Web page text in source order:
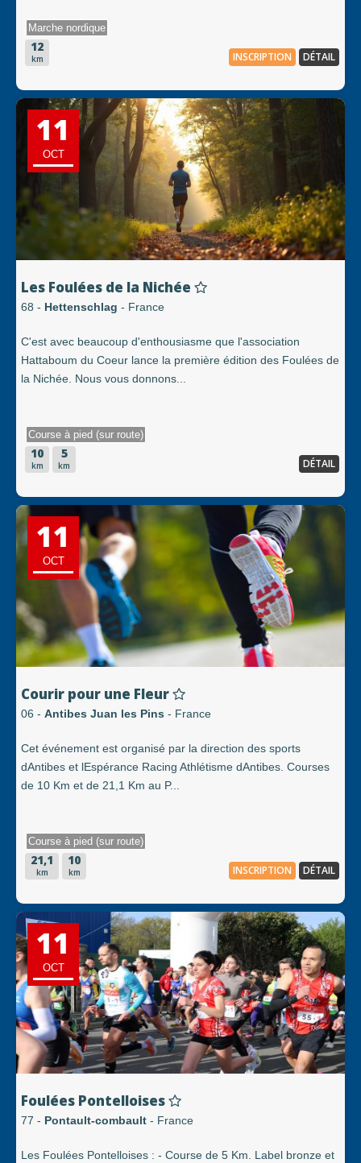
Marche nordique
12
km INSCRIPTION DÉTAIL
11
OCT
Les Foulées de la Nichée
68 - Hettenschlag - France
C'est avec beaucoup d'enthousiasme que l'association
Hattaboum du Coeur lance la première édition des Foulées de
la Nichée. Nous vous donnons...
Course à pied (sur route)
10
km
5
km DÉTAIL
11
OCT
Courir pour une Fleur
06 - Antibes Juan les Pins - France
Cet événement est organisé par la direction des sports
dAntibes et lEspérance Racing Athlétisme dAntibes. Courses
de 10 Km et de 21,1 Km au P...
Course à pied (sur route)
21,1
km
10
km INSCRIPTION DÉTAIL
11
OCT
Foulées Pontelloises
77 - Pontault-combault - France
Les Foulées Pontelloises : - Course de 5 Km. Label bronze et